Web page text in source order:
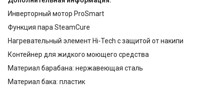
Инверторный мотор ProSmart
Функция пара SteamCure
Нагревательный элемент Hi-Tech с защитой от накипи
Контейнер для жидкого моющего средства
Материал барабана: нержавеющая сталь
Материал бака: пластик